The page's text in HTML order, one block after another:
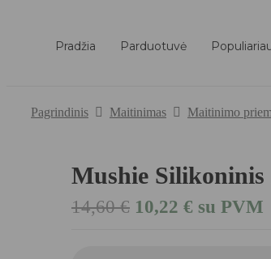
Pradžia Parduotuvė
Pagrindinis Maitinimas Maitinimo
Mushie
14,60€ Original
price
10,22 € Current
price
su PVM